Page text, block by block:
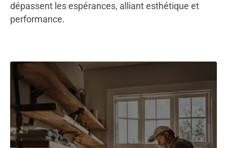
dépassent les espérances, alliant esthétique et
performance.